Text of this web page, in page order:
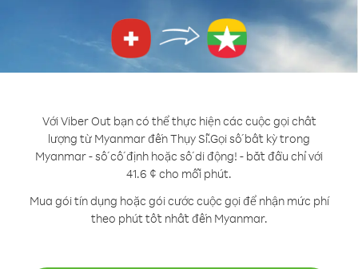
Với Viber Out bạn có thể thực hiện các cuộc gọi chất
lượng từ Myanmar đến Thụy Sĩ.Gọi số bất kỳ trong
Myanmar - số cố định hoặc số di động! - bắt đầu chỉ với
41.6 ¢ cho mỗi phút.
Mua gói tín dụng hoặc gói cước cuộc gọi để nhận mức phí
theo phút tốt nhất đến Myanmar.